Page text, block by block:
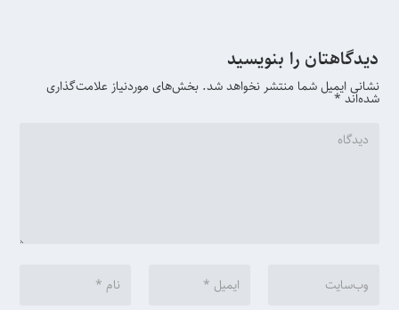
دیدگاهتان را بنویسید
نشانی ایمیل شما منتشر نخواهد شد. بخش‌های موردنیاز علامت‌گذاری
شده‌اند*